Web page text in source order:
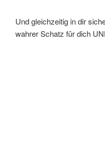
Und gleichzeitig in dir
wahrer Schatz für dich